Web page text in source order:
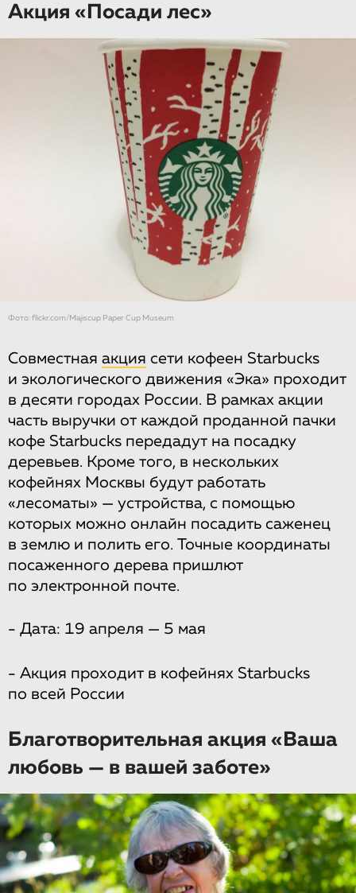
Акция «Посади лес»
Фото: flickr.com/Majiscup Paper Cup Museum
Совместная акция сети кофеен Starbucks
и экологического движения «Эка» проходит
в десяти городах России. В рамках акции
часть выручки от каждой проданной пачки
кофе Starbucks передадут на посадку
деревьев. Кроме того, в нескольких
кофейнях Москвы будут работать
«лесоматы» — устройства, с помощью
которых можно онлайн посадить саженец
в землю и полить его. Точные координаты
посаженного дерева пришлют
по электронной почте.
- Дата: 19 апреля — 5 мая
- Акция проходит в кофейнях Starbucks
по всей России
Благотворительная акция «Ваша
любовь — в вашей заботе»